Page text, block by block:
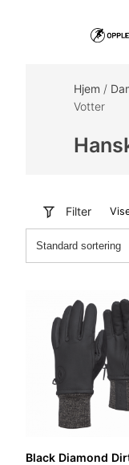
Hjem /
Votter
Filter
Black Diamond